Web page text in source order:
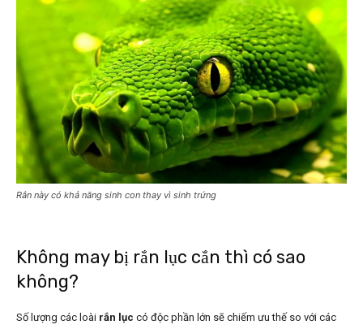
Rắn này có khả năng sinh con thay vì sinh trứng
Không may bị rắn lục cắn thì có sao
không?
Số lượng các loài rắn lục có độc phần lớn sẽ chiếm ưu thế so với các